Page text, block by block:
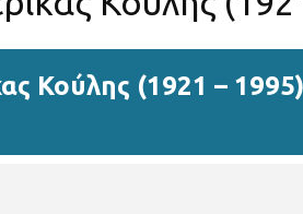
Κούλης (1921 –